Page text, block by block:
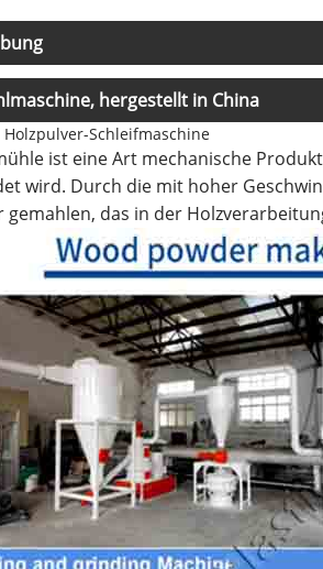
hergestellt in China
Schleifmaschine
ist eine Art mechanische
wird. Durch die mit hoher
gemahlen, das in der